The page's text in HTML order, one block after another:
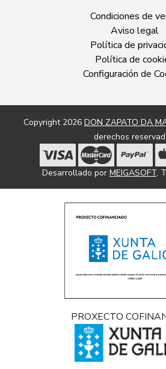
Condiciones de
Aviso legal
Política de
Política de
Configuración de
Copyright 2026 DON ZAPATO DA
derechos
Desarrollado por MEIGASOFT.
PROXECTO